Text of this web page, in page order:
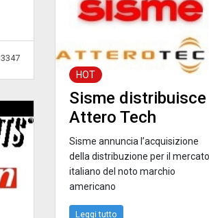
3347
HOT
Sisme distribuisce
Attero Tech
Sisme annuncia l’acquisizione
della distribuzione per il mercato
italiano del noto marchio
americano
Leggi tutto